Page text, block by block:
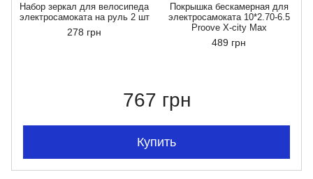
Набор зеркал для велосипеда
электросамоката на руль 2 шт
278 грн
Покрышка бескамерная для
электросамоката 10*2.70-6.5
Proove X-city Max
489 грн
767 грн
Купить